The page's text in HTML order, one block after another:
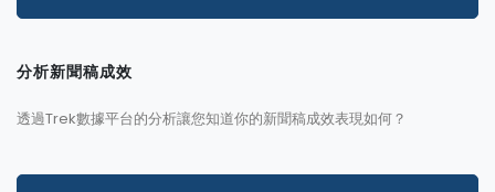
分析新聞稿成效
透過Trek數據平台的分析讓您知道你的新聞稿成效表現如何？